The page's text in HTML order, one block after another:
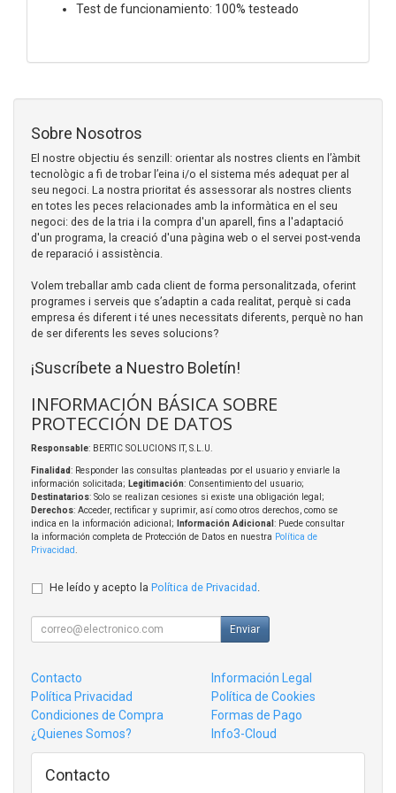
Test de funcionamiento: 100% testeado
Sobre Nosotros
El nostre objectiu és senzill: orientar als nostres clients en l’àmbit
tecnològic a fi de trobar l’eina i/o el sistema més adequat per al
seu negoci. La nostra prioritat és assessorar als nostres clients
en totes les peces relacionades amb la informàtica en el seu
negoci: des de la tria i la compra d'un aparell, fins a l'adaptació
d'un programa, la creació d'una pàgina web o el servei post-venda
de reparació i assistència.
Volem treballar amb cada client de forma personalitzada, oferint
programes i serveis que s’adaptin a cada realitat, perquè si cada
empresa és diferent i té unes necessitats diferents, perquè no han
de ser diferents les seves solucions?
¡Suscríbete a Nuestro Boletín!
INFORMACIÓN BÁSICA SOBRE
PROTECCIÓN DE DATOS
Responsable: BERTIC SOLUCIONS IT, S.L.U.
Finalidad: Responder las consultas planteadas por el usuario y enviarle la
información solicitada; Legitimación: Consentimiento del usuario;
Destinatarios: Solo se realizan cesiones si existe una obligación legal;
Derechos: Acceder, rectificar y suprimir, así como otros derechos, como se
indica en la información adicional;
Información Adicional : Puede consultar
la información completa de Protección de Datos en nuestra Política de
Privacidad
He leído y acepto la Política de Privacidad
Enviar
Contacto
Información Legal
Política Privacidad
Política de Cookies
Condiciones de Compra
Formas de Pago
¿Quienes Somos?
Info3-Cloud
Contacto